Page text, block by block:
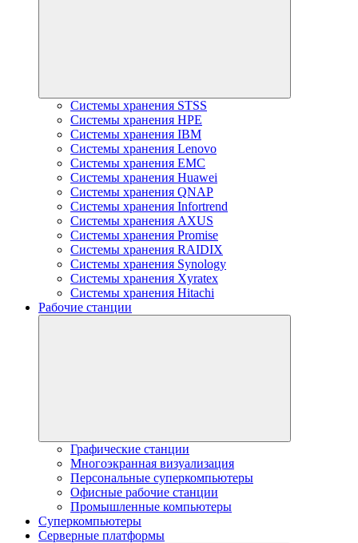
Системы хранения STSS
Системы хранения HPE
Системы хранения IBM
Системы хранения Lenovo
Системы хранения EMC
Системы хранения Huawei
Системы хранения QNAP
Системы хранения Infortrend
Системы хранения AXUS
Системы хранения Promise
Системы хранения RAIDIX
Системы хранения Synology
Системы хранения Xyratex
Системы хранения Hitachi
Рабочие станции
Графические станции
Многоэкранная визуализация
Персональные суперкомпьютеры
Офисные рабочие станции
Промышленные компьютеры
Суперкомпьютеры
Серверные платформы